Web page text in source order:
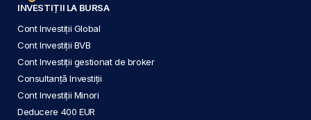
INVESTIȚII LA BURSA
Cont Investiții Global
Cont Investiții BVB
Cont Investiții gestionat de broker
Consultanță Investiții
Cont Investiții Minori
Deducere 400 EUR